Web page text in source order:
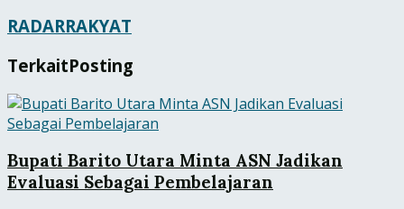
RADARRAKYAT
TerkaitPosting
Bupati Barito Utara Minta ASN Jadikan
Evaluasi Sebagai Pembelajaran